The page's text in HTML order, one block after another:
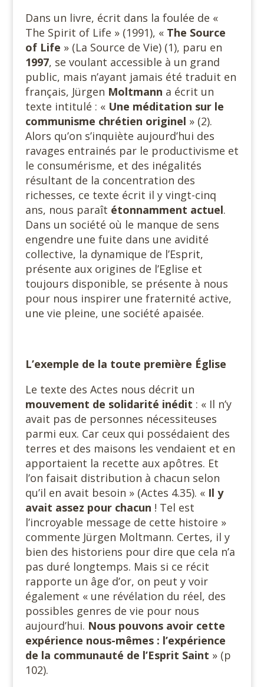
Dans un livre, écrit dans la foulée de «
The Spirit of Life » (1991), « The Source
of Life » (La Source de Vie) (1), paru en
1997, se voulant accessible à un grand
public, mais n’ayant jamais été traduit en
français, Jürgen Moltmann a écrit un
texte intitulé : « Une méditation sur le
communisme chrétien originel » (2).
Alors qu’on s’inquiète aujourd’hui des
ravages entrainés par le productivisme et
le consumérisme, et des inégalités
résultant de la concentration des
richesses, ce texte écrit il y vingt-cinq
ans, nous paraît étonnamment actuel.
Dans un société où le manque de sens
engendre une fuite dans une avidité
collective, la dynamique de l’Esprit,
présente aux origines de l’Eglise et
toujours disponible, se présente à nous
pour nous inspirer une fraternité active,
une vie pleine, une société apaisée.
L’exemple de la toute première Église
Le texte des Actes nous décrit un
mouvement de solidarité inédit : « Il n’y
avait pas de personnes nécessiteuses
parmi eux. Car ceux qui possédaient des
terres et des maisons les vendaient et en
apportaient la recette aux apôtres. Et
l’on faisait distribution à chacun selon
qu’il en avait besoin » (Actes 4.35). « Il y
avait assez pour chacun ! Tel est
l’incroyable message de cette histoire »
commente Jürgen Moltmann. Certes, il y
bien des historiens pour dire que cela n’a
pas duré longtemps. Mais si ce récit
rapporte un âge d’or, on peut y voir
également « une révélation du réel, des
possibles genres de vie pour nous
aujourd’hui. Nous pouvons avoir cette
expérience nous-mêmes : l’expérience
de la communauté de l’Esprit Saint » (p
102).